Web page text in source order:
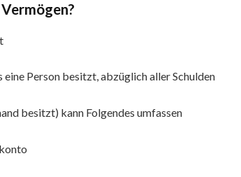
Person besitzt, abzüglich aller Schulden
besitzt) kann Folgendes umfassen